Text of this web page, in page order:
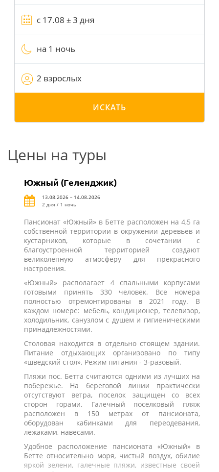
на 1 ночь
2 взрослых
ИСКАТЬ
Цены на туры
Южный (Геленджик)
13.08.2026 – 14.08.2026
2 дня / 1 ночь
Пансионат «Южный» в Бетте расположен на 4,5 га
собственной территории в окружении деревьев и
кустарников, которые в сочетании с
благоустроенной территорией создают
великолепную атмосферу для прекрасного
настроения.
«Южный» располагает 4 спальными корпусами
готовыми принять 330 человек. Все номера
полностью отремонтированы в 2021 году. В
каждом номере: мебель, кондиционер, телевизор,
холодильник, санузлом с душем и гигиеническими
принадлежностями.
Столовая находится в отдельно стоящем здании.
Питание отдыхающих организовано по типу
«шведский стол». Режим питания - 3-разовый.
Пляжи пос. Бетта считаются одними из лучших на
побережье. На береговой линии практически
отсутствуют ветра, поселок защищен со всех
сторон горами. Галечный поселковый пляж
расположен в 150 метрах от пансионата,
оборудован кабинками для переодевания,
лежаками, навесами.
Удобное расположение пансионата «Южный» в
Бетте относительно моря, чистый воздух, обилие
яркой зелени, галечные пляжи, известные своей